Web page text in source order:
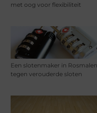
met oog voor flexibiliteit
Een slotenmaker in Rosmalen
tegen verouderde sloten